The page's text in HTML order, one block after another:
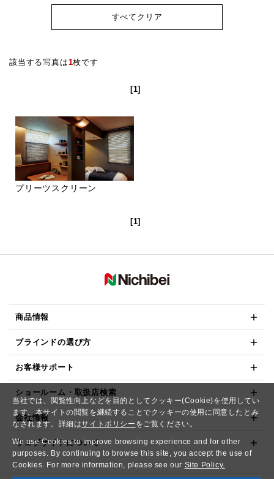
当社では、閲覧性向上などを目的としてクッキー(Cookie)を使用してい
ます。本サイトの閲覧を継続することでクッキーの使用に同意したとみ
なされます。詳細はサイトポリシー をご覧ください。
We use Cookies to improve browsing experience and for other
purposes. By continuing to browse this site, you accept the use of
Cookies. For more information, please see our Site Policy.
すべてクリア
該当する写真は1枚です
[1]
プリーツスクリーン
[1]
商品情報
ブラインドの選び方
お客様サポート
ショールーム・取扱店検索
会社情報
ウェブサイトについて